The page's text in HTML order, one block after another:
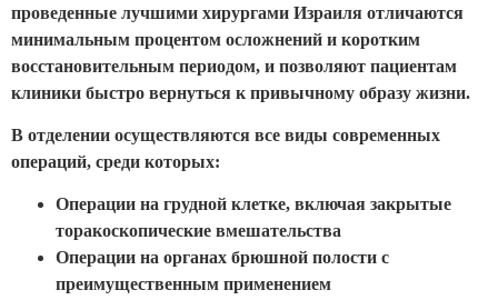
проведенные лучшими хирургами Израиля отличаются
минимальным процентом осложнений и коротким
восстановительным периодом, и позволяют пациентам
клиники быстро вернуться к привычному образу жизни.
В отделении осуществляются все виды современных
операций, среди которых:
Операции на грудной клетке, включая закрытые
торакоскопические вмешательства
Операции на органах брюшной полости с
преимущественным применением